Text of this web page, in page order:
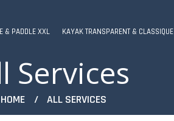
& PADDLE XXL KAYAK TRANSPARENT & CLASSIQUE
Services
HOME ALL SERVICES